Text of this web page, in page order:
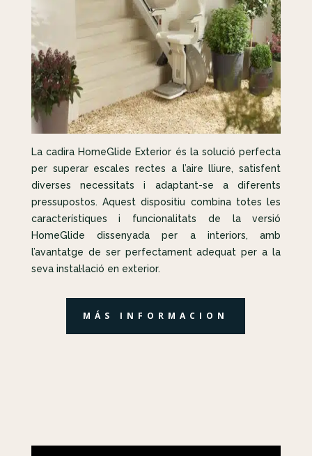
La cadira HomeGlide Exterior és la solució perfecta
per superar escales rectes a l’aire lliure, satisfent
diverses necessitats i adaptant-se a diferents
pressupostos. Aquest dispositiu combina totes les
característiques i funcionalitats de la versió
HomeGlide dissenyada per a interiors, amb
l’avantatge de ser perfectament adequat per a la
seva instal·lació en exterior.
MÁS INFORMACION